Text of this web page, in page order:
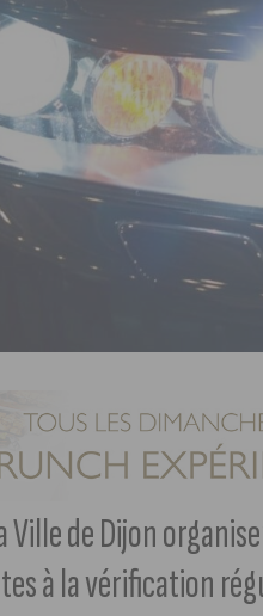
de Dijon
à la vérification